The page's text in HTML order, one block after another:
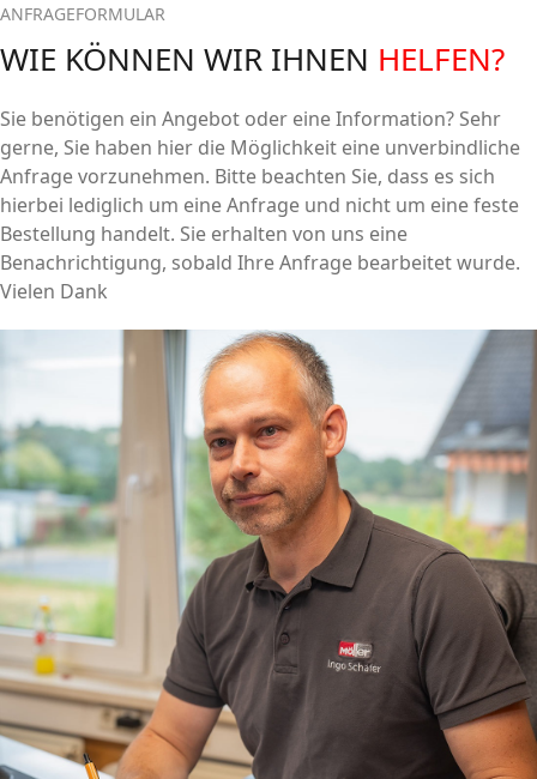
ANFRAGEFORMULAR
WIE KÖNNEN WIR IHNEN HELFEN?
Sie benötigen ein Angebot oder eine Information? Sehr
gerne, Sie haben hier die Möglichkeit eine unverbindliche
Anfrage vorzunehmen. Bitte beachten Sie, dass es sich
hierbei lediglich um eine Anfrage und nicht um eine feste
Bestellung handelt. Sie erhalten von uns eine
Benachrichtigung, sobald Ihre Anfrage bearbeitet wurde.
Vielen Dank